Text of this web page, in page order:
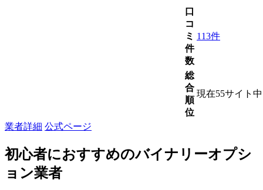
口
コ
ミ
件
数
113件
総
合
順
位
現在55サイト
業者詳細 公式ページ
初心者におすすめのバイナリーオプシ
ョン業者